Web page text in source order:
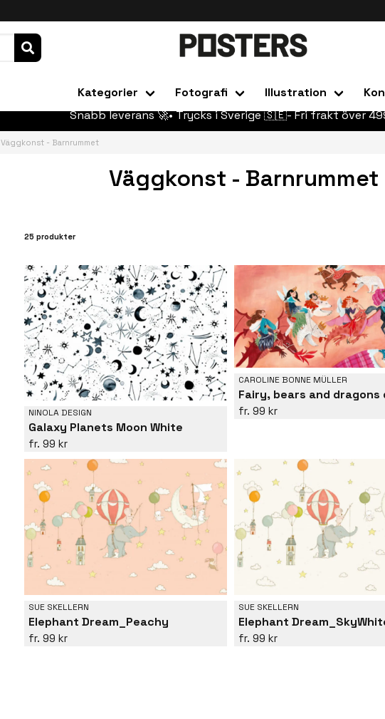
Kategorier Fotografi Illustration
Snabb leverans 🚀• Trycks i Sverige 🇸🇪- Fri frakt över
Väggkonst - Barnrummet
Väggkonst - Barnrummet
25 produkter
NINOLA DESIGN
Galaxy Planets Moon White
99 kr
CAROLINE BONNE MÜLLER
Fairy, bears and dragons
99 kr
SUE SKELLERN
Elephant Dream_Peachy
99 kr
SUE SKELLERN
Elephant
99 kr